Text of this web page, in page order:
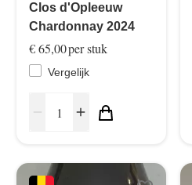
Clos d'Opleeuw
Chardonnay 2024
€ 65,00per stuk
Vergelijk
add